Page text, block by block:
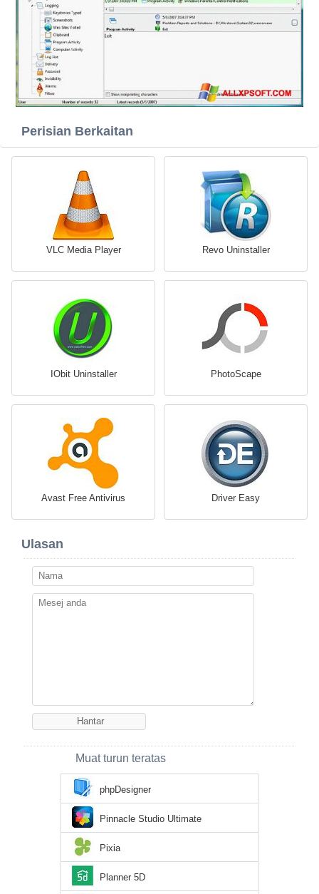
Perisian Berkaitan
VLC Media Player Revo Uninstaller
IObit Uninstaller PhotoScape
Avast Free Antivirus Driver Easy
Ulasan
Muat turun teratas
phpDesigner
Pinnacle Studio Ultimate
Pixia
Planner 5D